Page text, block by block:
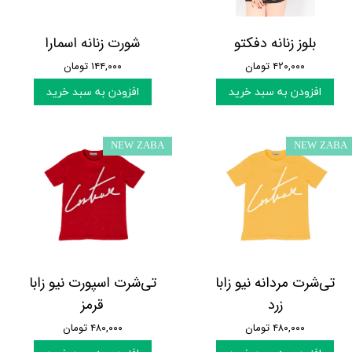
بلوز زنانه دفکتو
۴۲۰,۰۰۰ تومان
افزودن به سبد خرید
شورت زنانه اسمارا
۱۴۴,۰۰۰ تومان
افزودن به سبد خرید
تی‌شرت مردانه نیو زابا
زرد
۴۸۰,۰۰۰ تومان
NEW ZABA
تی‌شرت اسپورت نیو زابا
قرمز
۴۸۰,۰۰۰ تومان
NEW ZABA